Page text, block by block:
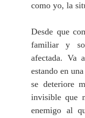
como yo, la
Desde que
familiar y
afectada. Va
estando en
se deteriore
invisible que
enemigo al